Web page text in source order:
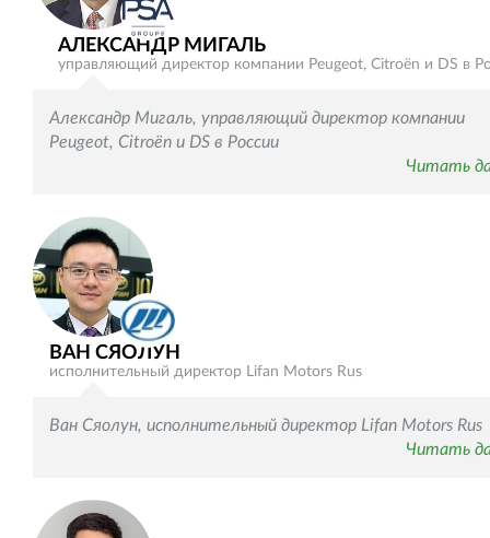
АЛЕКСАНДР МИГАЛЬ
управляющий директор компании Peugeot, Citroёn и DS в
Александр Мигаль, управляющий директор компании
Peugeot, Citroёn и DS в России
Читать
ВАН СЯОЛУН
исполнительный директор Lifan Motors Rus
Ван Сяолун, исполнительный директор Lifan Motors Rus
Читать